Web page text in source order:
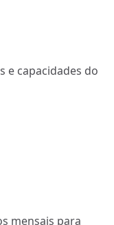
e capacidades do
mensais para